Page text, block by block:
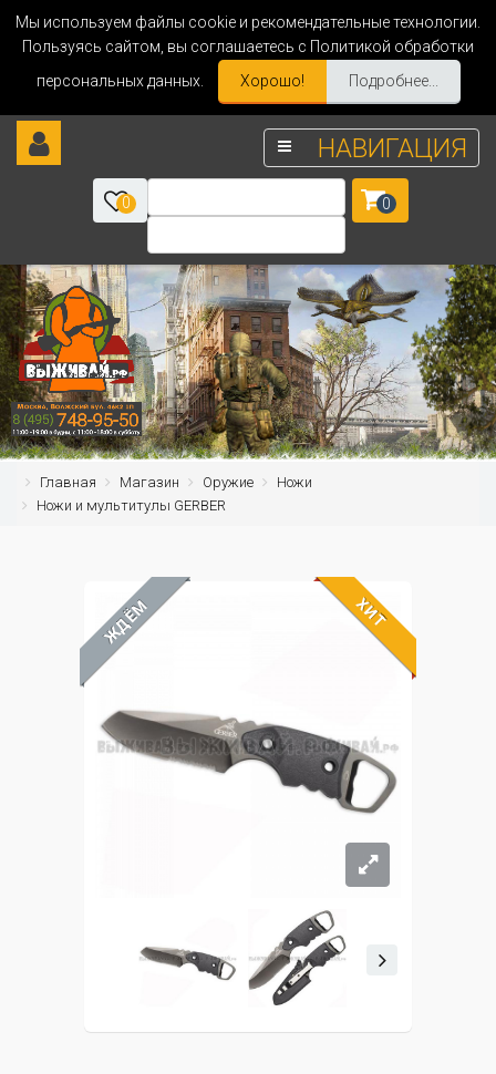
Мы используем файлы cookie и рекомендательные технологии.
Пользуясь сайтом, вы соглашаетесь с Политикой обработки
персональных данных.
Хорошо! Подробнее...
НАВИГАЦИЯ
0 0
Главная Магазин Оружие
Ножи
Ножи и мультитулы GERBER
ЖДЁМ ХИТ